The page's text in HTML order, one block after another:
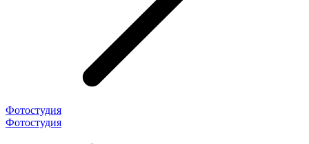
Фотостудия
Фотостудия